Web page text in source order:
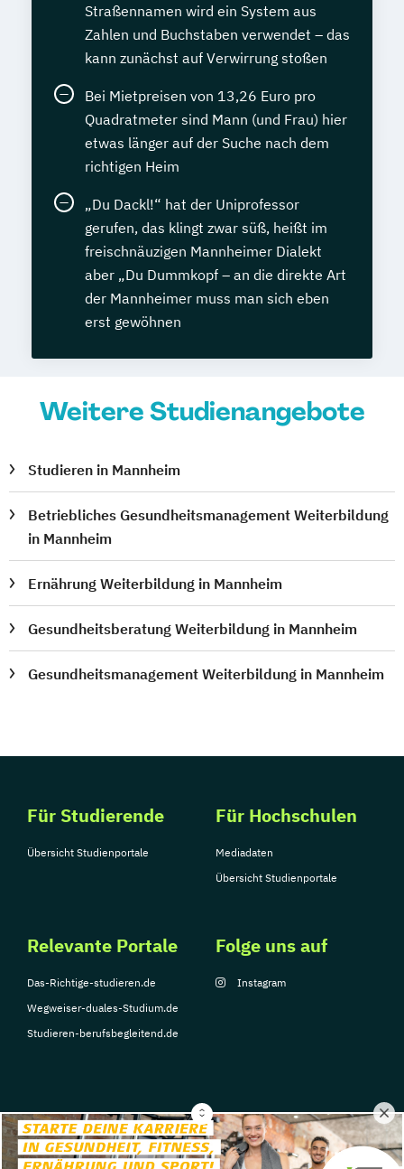
Straßennamen wird ein System aus
Zahlen und Buchstaben verwendet – das
kann zunächst auf Verwirrung stoßen
Bei Mietpreisen von 13,26 Euro pro
Quadratmeter sind Mann (und Frau) hier
etwas länger auf der Suche nach dem
richtigen Heim
„Du Dackl!“ hat der Uniprofessor
gerufen, das klingt zwar süß, heißt im
freischnäuzigen Mannheimer Dialekt
aber „Du Dummkopf – an die direkte Art
der Mannheimer muss man sich eben
erst gewöhnen
Weitere Studienangebote
Studieren in Mannheim
Betriebliches Gesundheitsmanagement Weiterbildung
in Mannheim
Ernährung Weiterbildung in Mannheim
Gesundheitsberatung Weiterbildung in Mannheim
Gesundheitsmanagement Weiterbildung in Mannheim
Für Studierende
Übersicht Studienportale
Für Hochschulen
Mediadaten
Übersicht Studienportale
Relevante Portale
Das-Richtige-studieren.de
Wegweiser-duales-Studium.de
Studieren-berufsbegleitend.de
Folge uns auf
Instagram
© Copyright 2026, TarGroup Media GmbH